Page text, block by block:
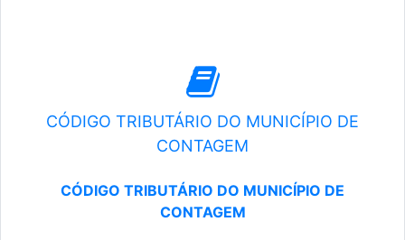
CÓDIGO TRIBUTÁRIO DO MUNICÍPIO DE
CONTAGEM
CÓDIGO TRIBUTÁRIO DO MUNICÍPIO DE
CONTAGEM